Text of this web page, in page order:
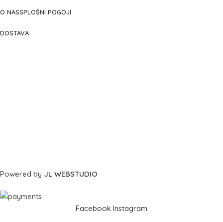
O NASSPLOŠNI POGOJI
DOSTAVA
Powered by JL WEBSTUDIO
Facebook Instagram